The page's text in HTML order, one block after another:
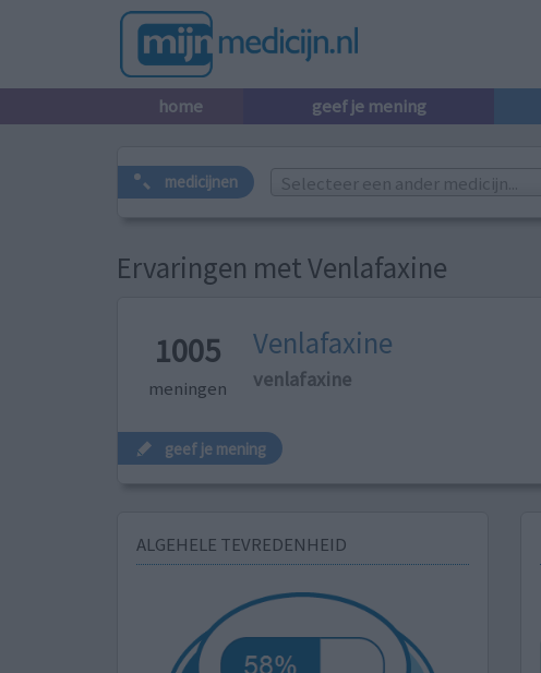
home geef je mening
medicijnen Selecteer een ander medicijn...
Ervaringen met Venlafaxine
1005
meningen
Venlafaxine
venlafaxine
geef je mening
ALGEHELE TEVREDENHEID